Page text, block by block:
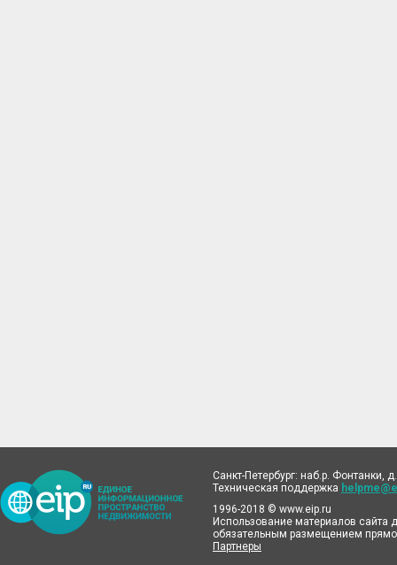
Санкт-Петербург: наб.р. Фонтанки,
Техническая поддержка
1996-2018 © www.eip.ru
Использование материалов сайта
обязательным размещением
Партнеры